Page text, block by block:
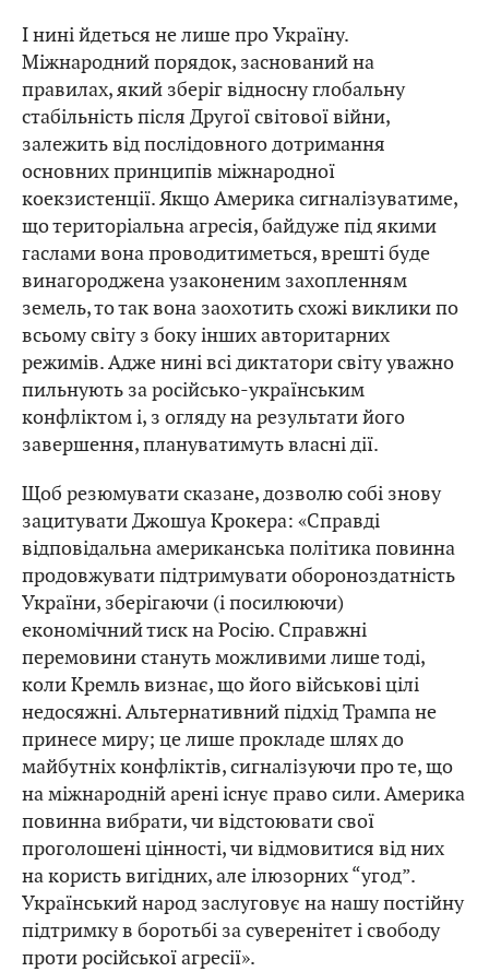
І нині йдеться не лише про Україну.
Міжнародний порядок, заснований на
правилах, який зберіг відносну глобальну
стабільність після Другої світової війни,
залежить від послідовного дотримання
основних принципів міжнародної
коекзистенції. Якщо Америка сигналізуватиме,
що територіальна агресія, байдуже під якими
гаслами вона проводитиметься, врешті буде
винагороджена узаконеним захопленням
земель, то так вона заохотить схожі виклики по
всьому світу з боку інших авторитарних
режимів. Адже нині всі диктатори світу уважно
пильнують за російсько-українським
конфліктом і, з огляду на результати його
завершення, плануватимуть власні дії.
Щоб резюмувати сказане, дозволю собі знову
зацитувати Джошуа Крокера: «Справді
відповідальна американська політика повинна
продовжувати підтримувати обороноздатність
України, зберігаючи (і посилюючи)
економічний тиск на Росію. Справжні
перемовини стануть можливими лише тоді,
коли Кремль визнає, що його військові цілі
недосяжні. Альтернативний підхід Трампа не
принесе миру; це лише прокладе шлях до
майбутніх конфліктів, сигналізуючи про те, що
на міжнародній арені існує право сили. Америка
повинна вибрати, чи відстоювати свої
проголошені цінності, чи відмовитися від них
на користь вигідних, але ілюзорних “угод”.
Український народ заслуговує на нашу постійну
підтримку в боротьбі за суверенітет і свободу
проти російської агресії».